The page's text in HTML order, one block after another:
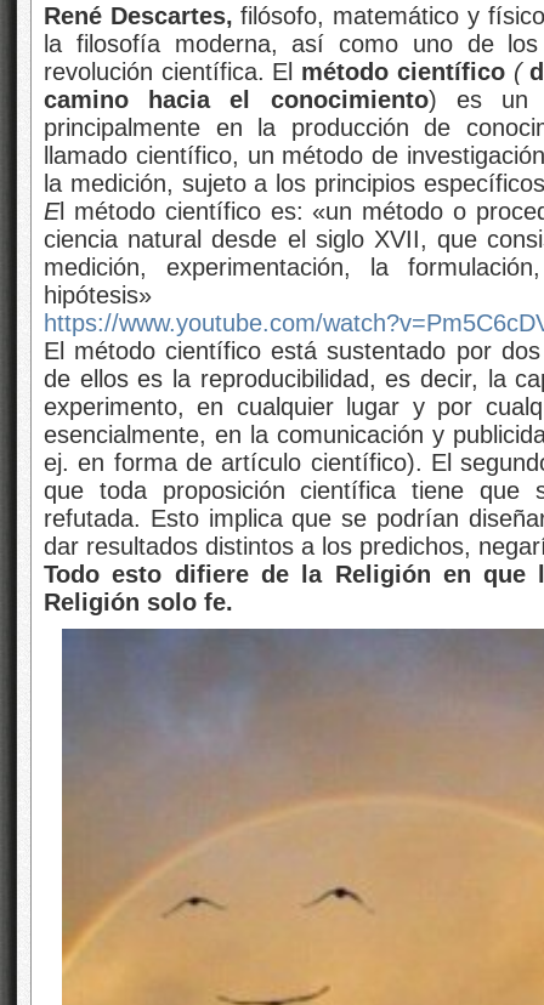
René Descartes, filósofo, matemático y
la filosofía moderna, así como uno de
revolución científica. El método científico (
camino hacia el conocimiento) es un
principalmente en la producción de
llamado científico, un método de
la medición, sujeto a los principios
El método científico es: «un método o
ciencia natural desde el siglo XVII, que
medición, experimentación, la
hipótesis»
https://www.youtube.com/
El método científico está sustentado por
de ellos es la reproducibilidad, es decir, la
experimento, en cualquier lugar y por
esencialmente, en la comunicación y
ej. en forma de artículo científico). El
que toda proposición científica tiene que
refutada. Esto implica que se podrían
dar resultados distintos a los predichos,
Todo esto difiere de la Religión en que
Religión solo fe.